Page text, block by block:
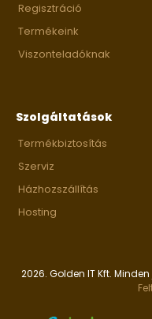
Regisztráció
Termékeink
Viszonteladóknak
Szolgáltatások
Termékbiztosítás
Szerviz
Házhozszállítás
Hosting
2026. Golden IT Kft.